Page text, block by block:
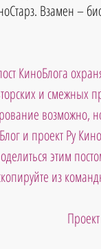
Взамен –
КиноБлога
и смежных
возможно,
и проект Ру
этим
скопируйте